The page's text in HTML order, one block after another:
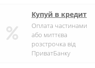
Купуй в кредит
Оплата частинами
або миттєва
розстрочка від
ПриватБанку